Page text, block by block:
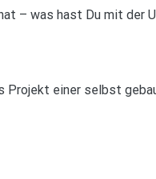
– was hast Du mit der
Projekt einer selbst